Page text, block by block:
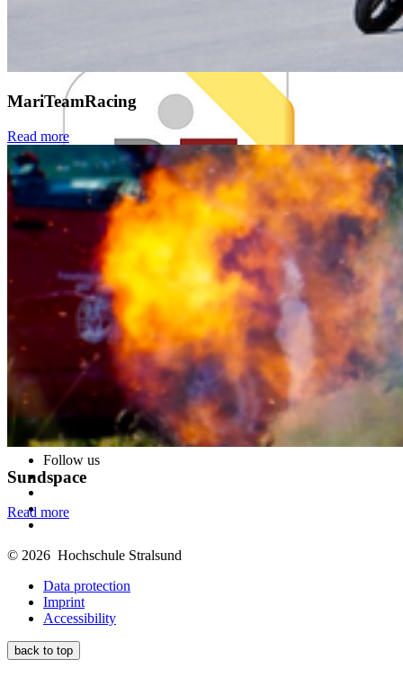
MariTeamRacing
Read more
Sundspace
Read more
Follow us
© 2026 Hochschule Stralsund
Data protection
Imprint
Accessibility
back to top